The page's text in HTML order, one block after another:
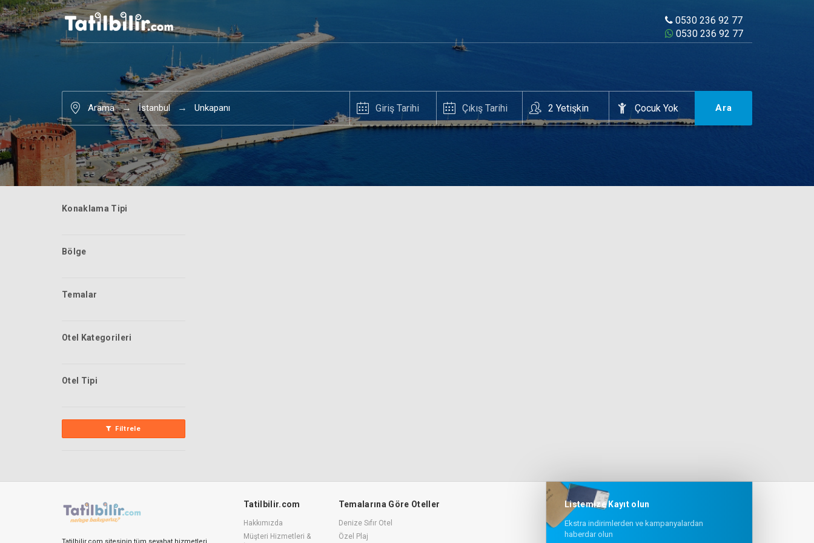
0530 236 92 77
0530 236 92 77
Arama İstanbul Unkapanı Ara
Konaklama Tipi
Bölge
Temalar
Otel Kategorileri
Otel Tipi
Filtrele
Tatilbilir.com
Hakkımızda
Müşteri Hizmetleri &
Temalarına Göre Oteller
Denize Sıfır Otel
Özel Plaj
Listemize Kayıt olun
Ekstra indirimlerden ve kampanyalardan
haberdar olun